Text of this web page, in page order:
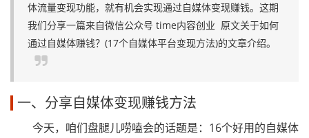
体流量变现功能，就有机会实现通过自媒体变现赚钱。这期
我们分享一篇来自微信公众号 time内容创业 原文关于如何
通过自媒体赚钱？(17个自媒体平台变现方法)的文章介绍。
一、分享自媒体变现赚钱方法
今天，咱们盘腿儿唠嗑会的话题是：16个好用的自媒体